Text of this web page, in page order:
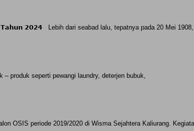
𝟮𝟬𝟮𝟰 Lebih dari seabad lalu, tepatnya pada 20 Mei 1908,
produk seperti pewangi laundry, deterjen bubuk,
OSIS periode 2019/2020 di Wisma Sejahtera Kaliurang.